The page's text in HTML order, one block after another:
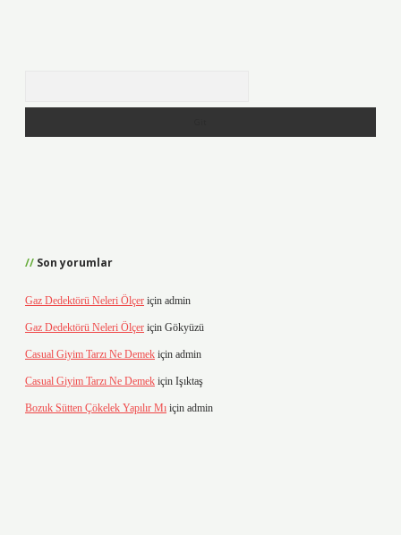
Son yorumlar
Gaz Dedektörü Neleri Ölçer için admin
Gaz Dedektörü Neleri Ölçer için Gökyüzü
Casual Giyim Tarzı Ne Demek için admin
Casual Giyim Tarzı Ne Demek için Işıktaş
Bozuk Sütten Çökelek Yapılır Mı için admin